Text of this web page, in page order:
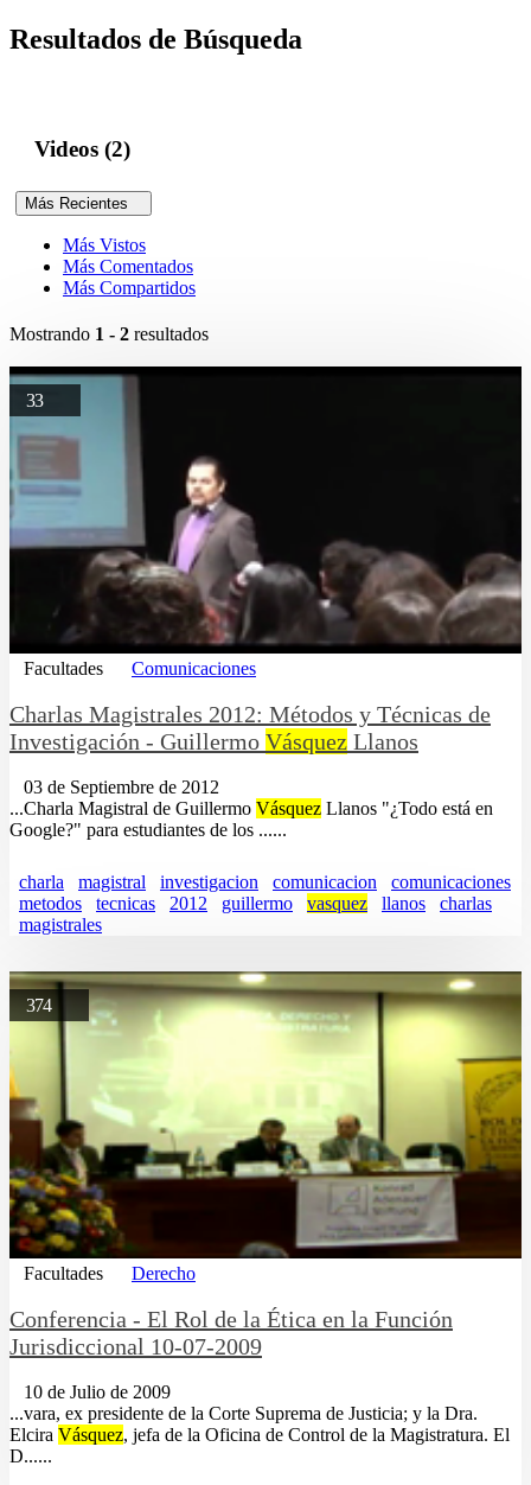
Resultados de Búsqueda
Videos (2)
Más Recientes
Más Vistos
Más Comentados
Más Compartidos
Mostrando 1 - 2 resultados
33
Facultades Comunicaciones
Charlas Magistrales 2012: Métodos y Técnicas de
Investigación - Guillermo Vásquez Llanos
03 de Septiembre de 2012
...Charla Magistral de Guillermo Vásquez Llanos "¿Todo está en
Google?" para estudiantes de los ......
charla magistral investigacion comunicacion
comunicaciones
metodos
tecnicas 2012 guillermo vasquez llanos
charlas
magistrales
374
Facultades Derecho
Conferencia - El Rol de la Ética en la Función
Jurisdiccional 10-07-2009
10 de Julio de 2009
...vara, ex presidente de la Corte Suprema de Justicia; y la Dra.
Elcira Vásquez, jefa de la Oficina de Control de la Magistratura. El
D......